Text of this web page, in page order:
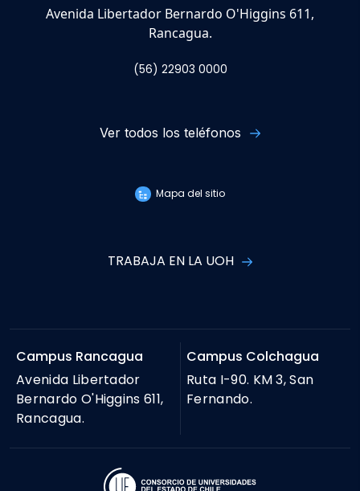
Avenida Libertador Bernardo O'Higgins 611,
Rancagua.
(56) 22903 0000
Ver todos los teléfonos
Mapa del sitio
TRABAJA EN LA UOH
Campus Rancagua
Avenida Libertador
Bernardo O'Higgins 611,
Rancagua.
Campus Colchagua
Ruta I-90. KM 3, San
Fernando.